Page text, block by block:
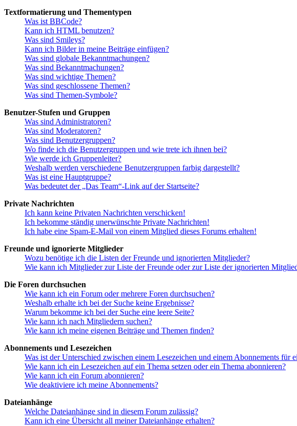
Textformatierung und Thementypen
Was ist BBCode?
Kann ich HTML benutzen?
Was sind Smileys?
Kann ich Bilder in meine Beiträge einfügen?
Was sind globale Bekanntmachungen?
Was sind Bekanntmachungen?
Was sind wichtige Themen?
Was sind geschlossene Themen?
Was sind Themen-Symbole?
Benutzer-Stufen und Gruppen
Was sind Administratoren?
Was sind Moderatoren?
Was sind Benutzergruppen?
Wo finde ich die Benutzergruppen und wie trete ich ihnen bei?
Wie werde ich Gruppenleiter?
Weshalb werden verschiedene Benutzergruppen farbig dargestellt?
Was ist eine Hauptgruppe?
Was bedeutet der „Das Team“-Link auf der Startseite?
Private Nachrichten
Ich kann keine Privaten Nachrichten verschicken!
Ich bekomme ständig unerwünschte Private Nachrichten!
Ich habe eine Spam-E-Mail von einem Mitglied dieses Forums erhalten!
Freunde und ignorierte Mitglieder
Wozu benötige ich die Listen der Freunde und ignorierten Mitglieder?
Wie kann ich Mitglieder zur Liste der Freunde oder zur Liste der ignorierten
Die Foren durchsuchen
Wie kann ich ein Forum oder mehrere Foren durchsuchen?
Weshalb erhalte ich bei der Suche keine Ergebnisse?
Warum bekomme ich bei der Suche eine leere Seite?
Wie kann ich nach Mitgliedern suchen?
Wie kann ich meine eigenen Beiträge und Themen finden?
Abonnements und Lesezeichen
Was ist der Unterschied zwischen einem Lesezeichen und einem Abonnements für
Wie kann ich ein Lesezeichen auf ein Thema setzen oder ein Thema abonnieren?
Wie kann ich ein Forum abonnieren?
Wie deaktiviere ich meine Abonnements?
Dateianhänge
Welche Dateianhänge sind in diesem Forum zulässig?
Kann ich eine Übersicht all meiner Dateianhänge erhalten?